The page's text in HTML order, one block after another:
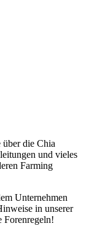
über die Chia
und vieles
Farming
Unternehmen
in unserer
Forenregeln!